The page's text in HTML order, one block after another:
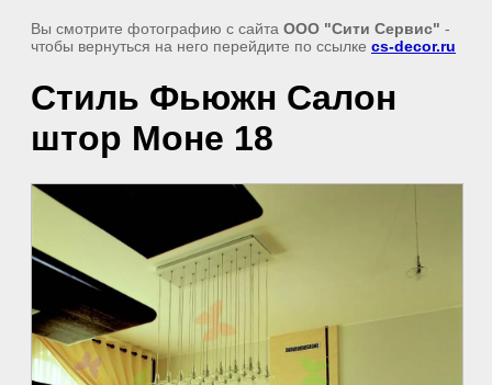
Вы смотрите фотографию с сайта ООО "Сити Сервис" -
чтобы вернуться на него перейдите по ссылке cs-decor.ru
Стиль Фьюжн Салон
штор Моне 18